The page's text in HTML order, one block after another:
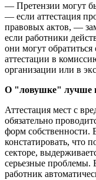
— Претензии могут
— если аттестация
правовых актов, —
если работники
они могут обратиться
аттестации в
организации или в
О "ловушке" лучше
Аттестация мест с
обязательно
форм собственности.
констатировать, что
секторе,
серьезные проблемы.
работник